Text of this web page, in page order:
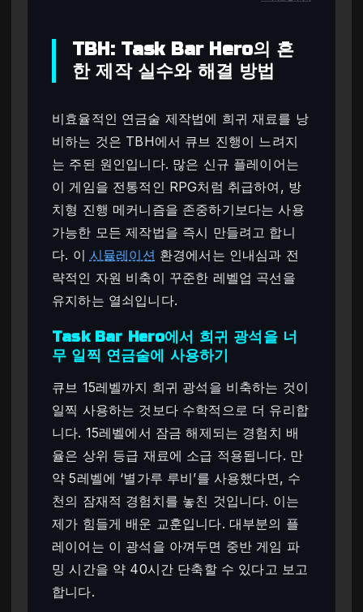
TBH: Task Bar Hero의 흔
한 제작 실수와 해결 방법
비효율적인 연금술 제작법에 희귀 재료를 낭
비하는 것은 TBH에서 큐브 진행이 느려지
는 주된 원인입니다. 많은 신규 플레이어는
이 게임을 전통적인 RPG처럼 취급하여, 방
치형 진행 메커니즘을 존중하기보다는 사용
가능한 모든 제작법을 즉시 만들려고 합니
다. 이 시뮬레이션 환경에서는 인내심과 전
략적인 자원 비축이 꾸준한 레벨업 곡선을
유지하는 열쇠입니다.
Task Bar Hero에서 희귀 광석을 너
무 일찍 연금술에 사용하기
큐브 15레벨까지 희귀 광석을 비축하는 것이
일찍 사용하는 것보다 수학적으로 더 유리합
니다. 15레벨에서 잠금 해제되는 경험치 배
율은 상위 등급 재료에 소급 적용됩니다. 만
약 5레벨에 ‘별가루 루비’를 사용했다면, 수
천의 잠재적 경험치를 놓친 것입니다. 이는
제가 힘들게 배운 교훈입니다. 대부분의 플
레이어는 이 광석을 아껴두면 중반 게임 파
밍 시간을 약 40시간 단축할 수 있다고 보고
합니다.